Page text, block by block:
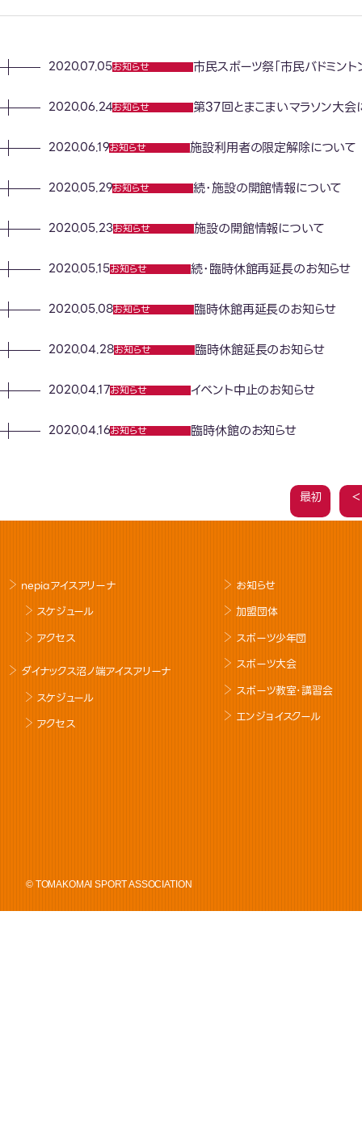
市民スポーツ祭「市民バドミン
2020.07.05お知らせ
第37回とまこまいマラソン大会
2020.06.24お知らせ
施設利用者の限定解除について
2020.06.19お知らせ
続･施設の開館情報について
2020.05.29お知らせ
施設の開館情報について
2020.05.23お知らせ
続･臨時休館再延長のお知らせ
2020.05.15お知らせ
臨時休館再延長のお知らせ
2020.05.08お知らせ
臨時休館延長のお知らせ
2020.04.28お知らせ
イベント中止のお知らせ
2020.04.17お知らせ
臨時休館のお知らせ
2020.04.16お知らせ
最初 ＜
nepiaアイスアリーナ
スケジュール
アクセス
ダイナックス沼ノ端アイスアリーナ
スケジュール
アクセス
お知らせ
加盟団体
スポーツ少年団
スポーツ大会
スポーツ教室･講習会
エンジョイスクール
© TOMAKOMAI SPORT ASSOCIATION